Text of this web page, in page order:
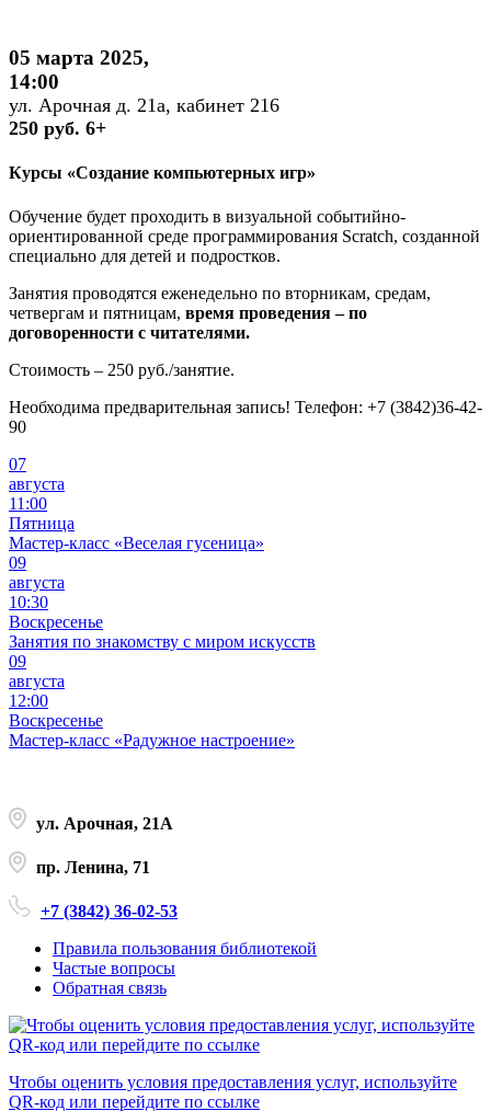
05 марта 2025,
14:00
ул. Арочная д. 21а, кабинет 216
250 руб. 6+
Курсы «Создание компьютерных игр»
Обучение будет проходить в визуальной событийно-
ориентированной среде программирования Scratch, созданной
специально для детей и подростков.
Занятия проводятся еженедельно по вторникам, средам,
четвергам и пятницам, время проведения – по
договоренности с читателями.
Стоимость – 250 руб./занятие.
Необходима предварительная запись! Телефон: +7 (3842)36-42-
90
07
августа
11:00
Пятница
Мастер-класс «Веселая гусеница»
09
августа
10:30
Воскресенье
Занятия по знакомству с миром искусств
09
августа
12:00
Воскресенье
Мастер-класс «Радужное настроение»
ул. Арочная, 21А
пр. Ленина, 71
+7 (3842) 36-02-53
Правила пользования библиотекой
Частые вопросы
Обратная связь
Чтобы оценить условия предоставления услуг, используйте
QR-код или перейдите по ссылке